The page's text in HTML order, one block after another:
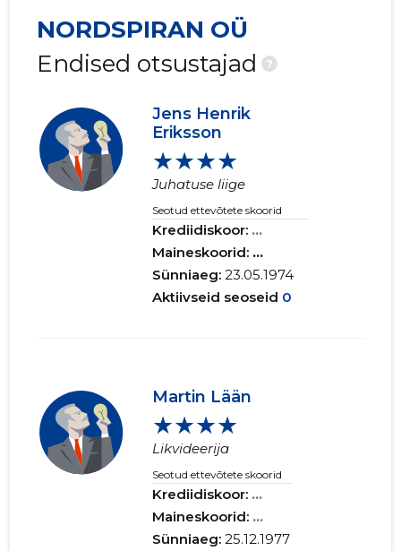
NORDSPIRAN OÜ
Endised otsustajad
?
Jens Henrik
Eriksson
★★★★
Juhatuse liige
Seotud ettevõtete skoorid
Krediidiskoor: ...
Maineskoorid: ...
Sünniaeg:23.05.1974
Aktiivseid seoseid 0
Martin Lään
★★★★
Likvideerija
Seotud ettevõtete skoorid
Krediidiskoor: ...
Maineskoorid: ...
Sünniaeg:25.12.1977